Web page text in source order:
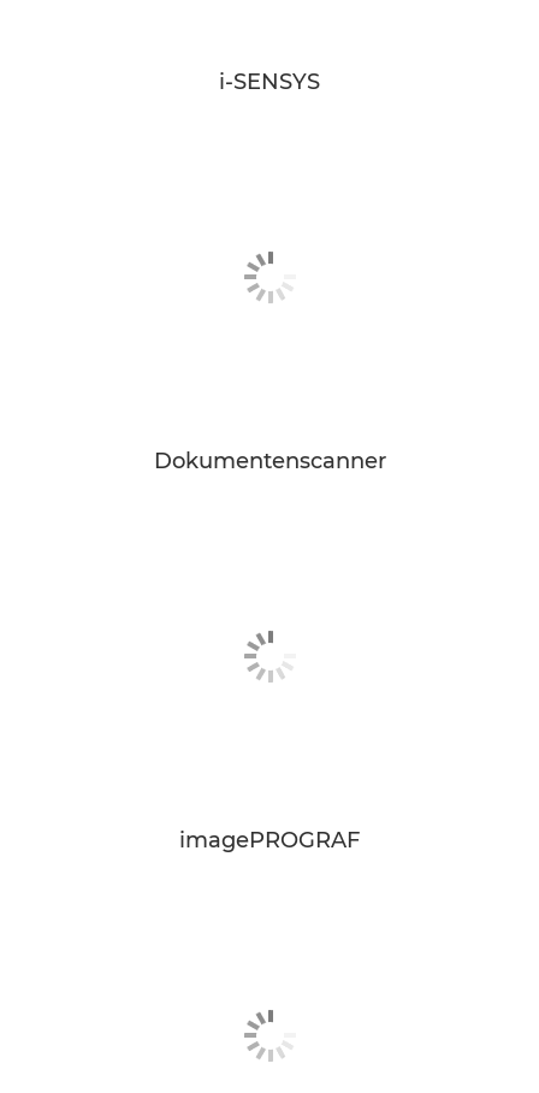
i-SENSYS
Dokumentenscanner
imagePROGRAF